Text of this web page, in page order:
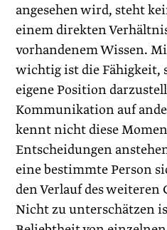
angesehen wird, steht
einem direkten
vorhandenem Wissen.
wichtig ist die Fähigkeit,
eigene Position
Kommunikation auf
kennt nicht diese
Entscheidungen
eine bestimmte Person
den Verlauf des weiteren
Nicht zu unterschätzen